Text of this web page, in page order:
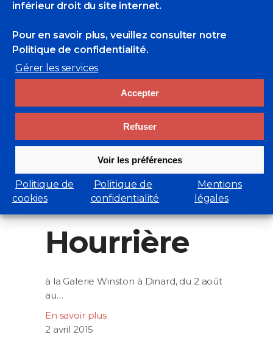
inférieur droit du site internet.
Pour en savoir plus, veuillez consulter notre
Politique de confidentialité.
Gérer les services
Accepter
Refuser
Voir les préférences
Politique de
cookies
Politique de
confidentialité
Mentions
légales
Christ
Marie Détrée-Hourrière expose à
Pleyber-Christ du 3 juillet au 31…
En savoir plus
Marie
Détrée-
Hourrière
à la Galerie Winston à Dinard, du 2 août
au…
En savoir plus
2 avril 2015